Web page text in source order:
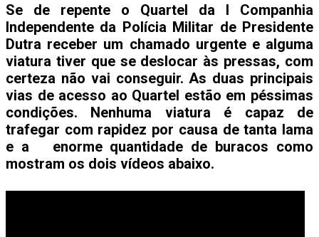
Se de repente o Quartel da I Companhia
Independente da Polícia Militar de Presidente
Dutra receber um chamado urgente e alguma
viatura tiver que se deslocar às pressas, com
certeza não vai conseguir. As duas principais
vias de acesso ao Quartel estão em péssimas
condições. Nenhuma viatura é capaz de
trafegar com rapidez por causa de tanta lama
e a enorme quantidade de buracos como
mostram os dois vídeos abaixo.